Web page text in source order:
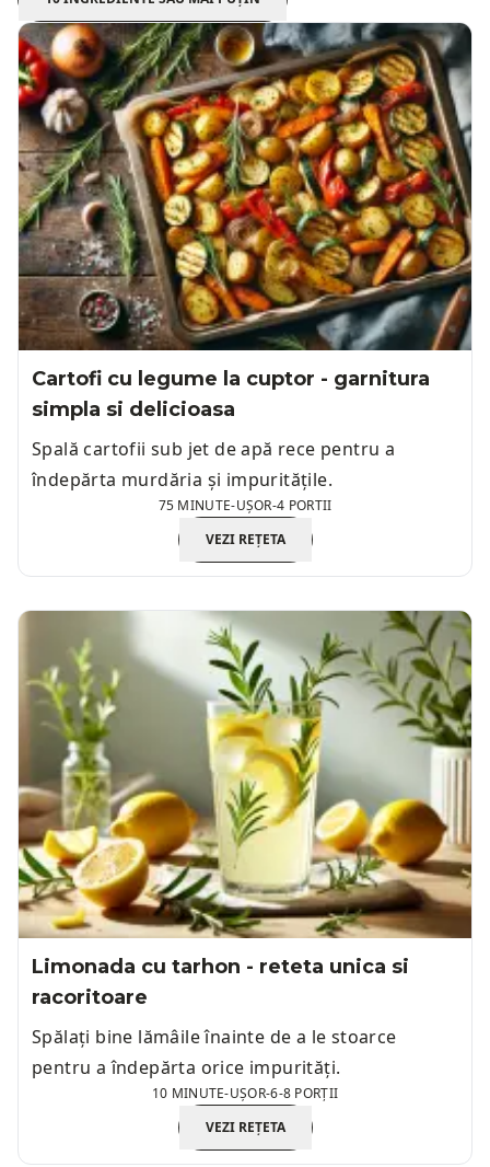
Cartofi cu legume la cuptor - garnitura
simpla si delicioasa
Spală cartofii sub jet de apă rece pentru a
îndepărta murdăria și impuritățile.
75 MINUTE-UȘOR-4 PORTII
VEZI REȚETA
Limonada cu tarhon - reteta unica si
racoritoare
Spălați bine lămâile înainte de a le stoarce
pentru a îndepărta orice impurități.
10 MINUTE-UȘOR-6-8 PORȚII
VEZI REȚETA